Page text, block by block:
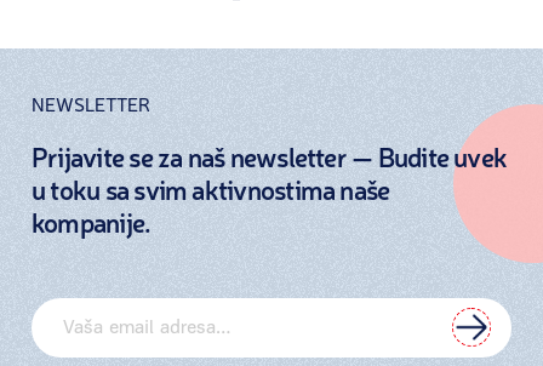
NEWSLETTER
Prijavite se za naš newsletter — Budite uvek
u toku sa svim aktivnostima naše
kompanije.